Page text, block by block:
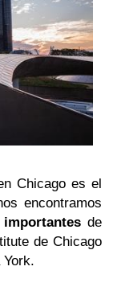
Chicago es el
encontramos
de
de Chicago